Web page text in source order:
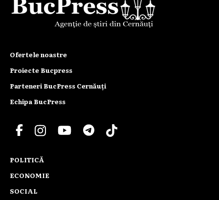
Ofertele noastre
Proiecte Bucpress
Parteneri BucPress Cernăuți
Echipa BucPress
POLITICĂ
ECONOMIE
SOCIAL